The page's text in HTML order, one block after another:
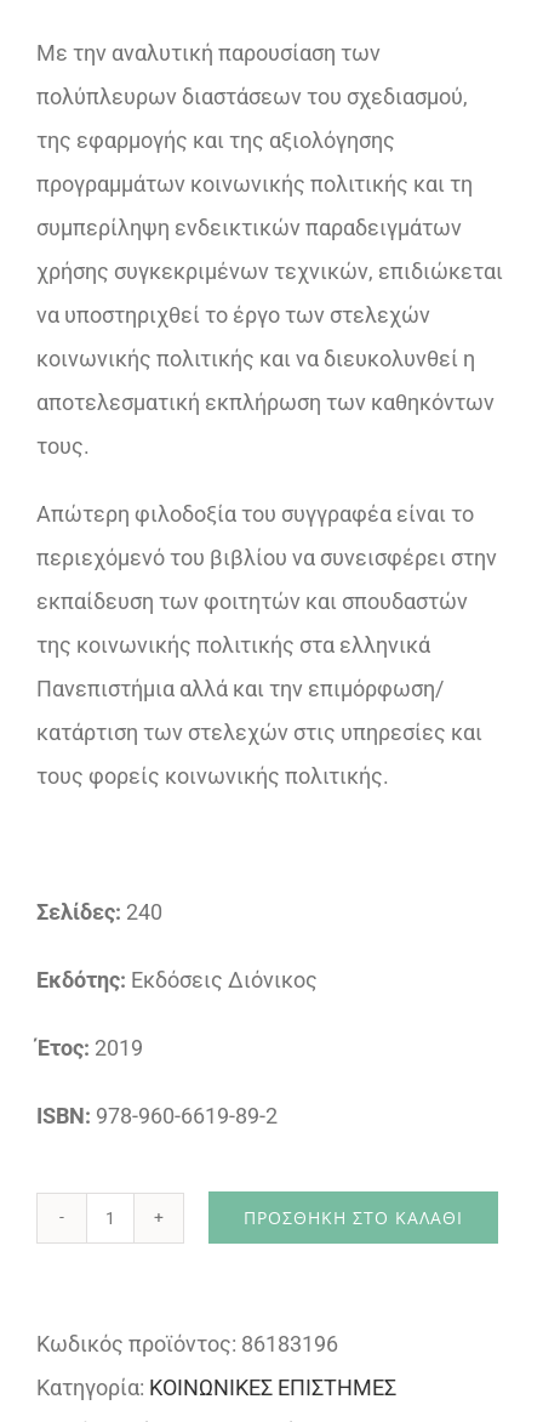
Με την αναλυτική παρουσίαση των
πολύπλευρων διαστάσεων του σχεδιασμού,
της εφαρμογής και της αξιολόγησης
προγραμμάτων κοινωνικής πολιτικής και τη
συμπερίληψη ενδεικτικών παραδειγμάτων
χρήσης συγκεκριμένων τεχνικών, επιδιώκεται
να υποστηριχθεί το έργο των στελεχών
κοινωνικής πολιτικής και να διευκολυνθεί η
αποτελεσματική εκπλήρωση των καθηκόντων
τους.
Απώτερη φιλοδοξία του συγγραφέα είναι το
περιεχόμενό του βιβλίου να συνεισφέρει στην
εκπαίδευση των φοιτητών και σπουδαστών
της κοινωνικής πολιτικής στα ελληνικά
Πανεπιστήμια αλλά και την επιμόρφωση/
κατάρτιση των στελεχών στις υπηρεσίες και
τους φορείς κοινωνικής πολιτικής.
Σελίδες: 240
Εκδότης: Εκδόσεις Διόνικος
Έτος: 2019
ISBN: 978-960-6619-89-2
Σχεδιασμός,
ΠΡΟΣΘΉΚΗ ΣΤΟ ΚΑΛΆΘΙ
Κωδικός προϊόντος: 86183196
Κατηγορία: ΚΟΙΝΩΝΙΚΕΣ ΕΠΙΣΤΗΜΕΣ